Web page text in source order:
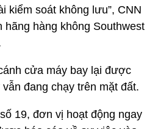
kiểm soát không lưu”, CNN
hãng hàng không Southwest
cửa máy bay lại được
đang chạy trên mặt đất.
19, đơn vị hoạt động ngay